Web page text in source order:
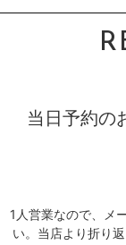
当日予約の
1人営業なので、メ
い。当店より折り